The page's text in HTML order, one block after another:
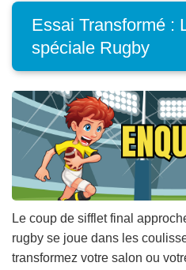
Essai Transformé :
spéciale Rugby
Le coup de sifflet final
rugby se joue dans les
transformez votre salon ou